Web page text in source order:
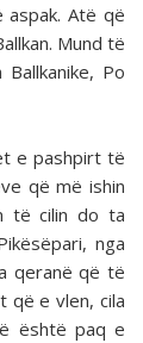
aspak. Atë që
Mund të
Po
e pashpirt të
që më ishin
të cilin do ta
nga
qeranë që të
që e vlen, cila
është paq e